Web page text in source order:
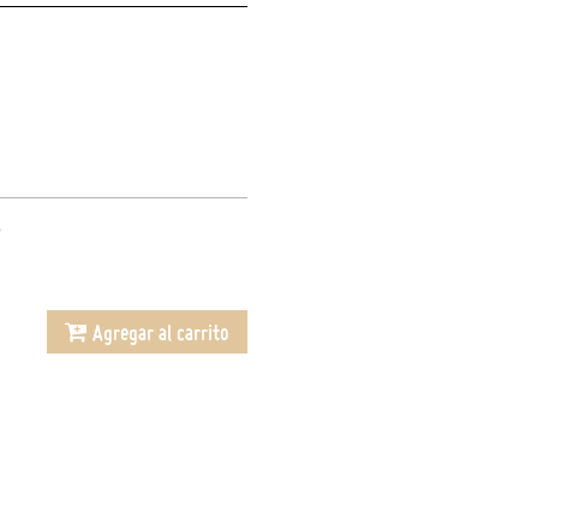
Agregar al carrito